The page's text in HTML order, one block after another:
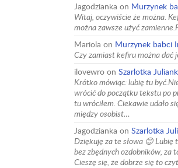
Jagodzianka on Murzynek
Witaj, oczywiście że można.
można zawsze użyć
Mariola on Murzynek babci
Czy zamiast kefiru można dać
ilovewro on Szarlotka
Krótko mówiąc: lubię tu
wrócić do początku tekstu po
tu wróciłem. Ciekawie udało
między osobist…
Jagodzianka on Szarlotka
Dziękuję za te słowa 😊 Lubię
bez zbędnych ozdobników, za
Cieszę się, że dobrze się to